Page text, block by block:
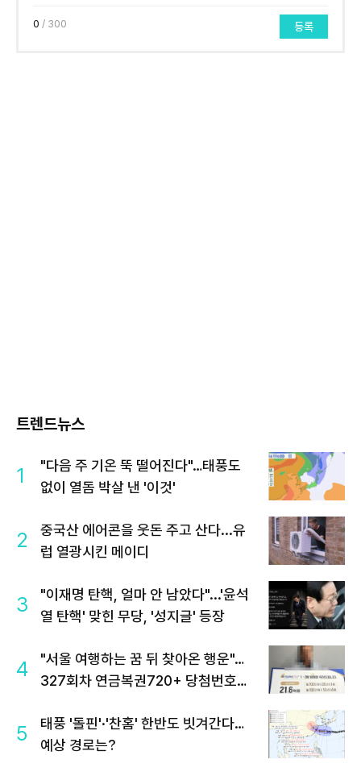
0 / 300 등록
트렌드뉴스
1
"다음 주 기온 뚝 떨어진다"…태풍도
없이 열돔 박살 낸 '이것'
2
중국산 에어콘을 웃돈 주고 산다...유
럽 열광시킨 메이디
3
"이재명 탄핵, 얼마 안 남았다"...'윤석
열 탄핵' 맞힌 무당, '성지글' 등장
4
"서울 여행하는 꿈 뒤 찾아온 행운"…
327회차 연금복권720+ 당첨번호조
5
태풍 '돌핀'·'찬홈' 한반도 빗겨간다…
예상 경로는?